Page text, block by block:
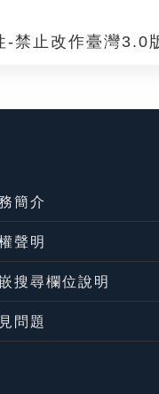
禁止改作臺灣3.0
簡介
聲明
搜尋欄位說明
問題